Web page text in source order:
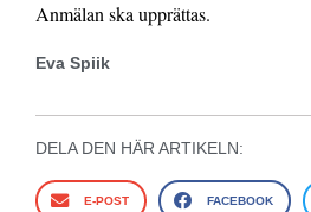
Anmälan ska upprättas.
Eva Spiik
DELA DEN HÄR ARTIKELN:
E-POST FACEBOOK